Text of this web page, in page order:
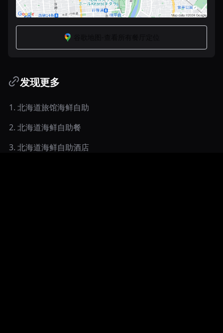
发现更多
1. 北海道旅馆海鲜自助
2. 北海道海鲜自助餐
3. 北海道海鲜自助酒店